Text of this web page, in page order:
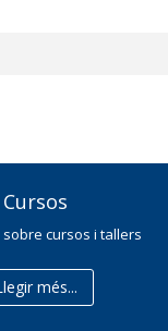
Cursos
cursos i tallers
més...